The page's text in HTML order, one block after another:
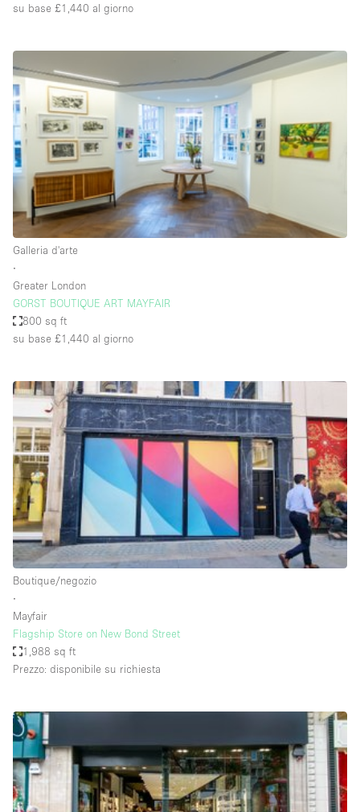
Camion
Container
Fiera/festival
Galleria d'arte
Hall
Imbarcazione
Magazzino
Negozio in centro commerciale
Sala conferenze
Sala riunioni
Spazio creativo
Spazio hall
Spazio per Eventi
Spazio pubblicitario
Spazio unico
Stand / Bancarella
Stand / Chiosco / Stand
Studio fotografico / riprese
Uffici
Villa / Casa
Dotazioni dello spazio
Accesso per disabili
Ampia Porta d'Ingresso
su base £1,440 al giorno
Galleria d'arte
∙
Greater London
GORST BOUTIQUE ART MAYFAIR
800 sq ft
su base £1,440 al giorno
Boutique/negozio
∙
Mayfair
Flagship Store on New Bond Street
1,988 sq ft
Prezzo: disponibile su richiesta